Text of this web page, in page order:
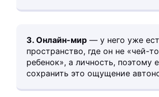
3. Онлайн-мир — у него уже
пространство, где он не «чей-то
ребенок», а личность, поэтому
сохранить это ощущение